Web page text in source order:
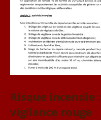
Risque incendie :
vigilance rouge